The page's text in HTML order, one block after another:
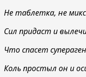
Не таблетка, не
Сил придаст и
Что спасет
Коль простыл он и